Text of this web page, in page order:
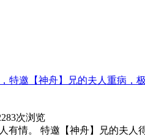
特邀【神舟】兄的夫人重病，
次浏览
有情。 特邀【神舟】兄的夫人